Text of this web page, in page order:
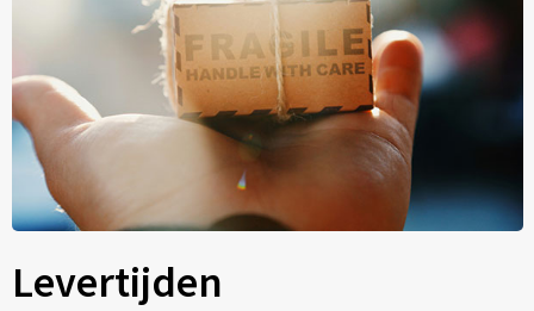
Levertijden